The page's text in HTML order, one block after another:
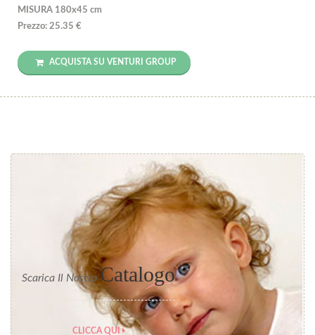
MISURA 180x45 cm
Prezzo: 25.35 €
ACQUISTA SU VENTURI GROUP
Scarica Il Nostro Catalogo
CLICCA QUI